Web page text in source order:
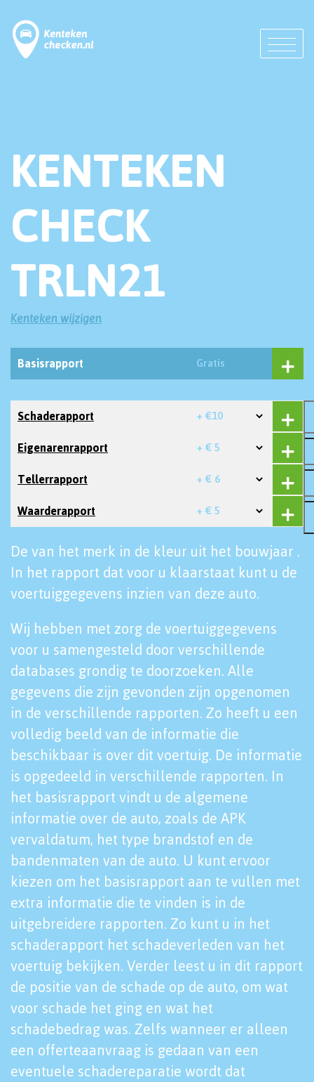
KENTEKEN
CHECK
TRLN21
Kenteken wijzigen
Basisrapport Gratis
Schaderapport + €10
Eigenarenrapport + € 5
Tellerrapport + € 6
Waarderapport + € 5
De van het merk in de kleur uit het bouwjaar .
In het rapport dat voor u klaarstaat kunt u de
voertuiggegevens inzien van deze auto.
Wij hebben met zorg de voertuiggegevens
voor u samengesteld door verschillende
databases grondig te doorzoeken. Alle
gegevens die zijn gevonden zijn opgenomen
in de verschillende rapporten. Zo heeft u een
volledig beeld van de informatie die
beschikbaar is over dit voertuig. De informatie
is opgedeeld in verschillende rapporten. In
het basisrapport vindt u de algemene
informatie over de auto, zoals de APK
vervaldatum, het type brandstof en de
bandenmaten van de auto. U kunt ervoor
kiezen om het basisrapport aan te vullen met
extra informatie die te vinden is in de
uitgebreidere rapporten. Zo kunt u in het
schaderapport het schadeverleden van het
voertuig bekijken. Verder leest u in dit rapport
de positie van de schade op de auto, om wat
voor schade het ging en wat het
schadebedrag was. Zelfs wanneer er alleen
een offerteaanvraag is gedaan van een
eventuele schadereparatie wordt dat